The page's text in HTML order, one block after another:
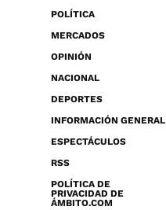
POLÍTICA
MERCADOS
OPINIÓN
NACIONAL
DEPORTES
INFORMACIÓN GENERAL
ESPECTÁCULOS
RSS
POLÍTICA DE
PRIVACIDAD DE
ÁMBITO.COM